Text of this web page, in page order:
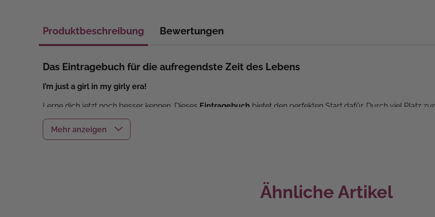
Produktbeschreibung Bewertungen
Das Eintragebuch für die aufregendste Zeit des Lebens
I’m just a girl in my girly era!
Lerne dich jetzt noch besser kennen. Dieses Eintragebuch bietet den perfekten Start dafür. Durch viel Platz
auch vielen Infos rund um die Themen die dich in deiner girly Era interssieren. Erfahre alles Wichtige zu den
Sein,Empowerment,
Ähnliche Artikel